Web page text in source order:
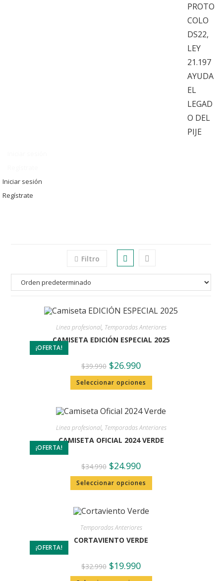
PROTO
COLO
DS22,
LEY
21.197
AYUDA
EL
LEGAD
O DEL
PIJE
Iniciar sesión
Regístrate
Filtro
¡OFERTA!
Linea profesional, Temporadas Anteriores
CAMISETA EDICIÓN ESPECIAL 2025
$39.990 $26.990
Seleccionar opciones
¡OFERTA!
Linea profesional, Temporadas Anteriores
CAMISETA OFICIAL 2024 VERDE
$34.990 $24.990
Seleccionar opciones
¡OFERTA!
Temporadas Anteriores
CORTAVIENTO VERDE
$32.990 $19.990